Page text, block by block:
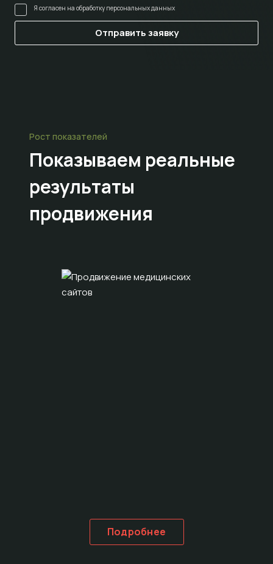
Я согласен на обработку персональных данных
Рост показателей
Показываем реальные
результаты
продвижения
Подробнее